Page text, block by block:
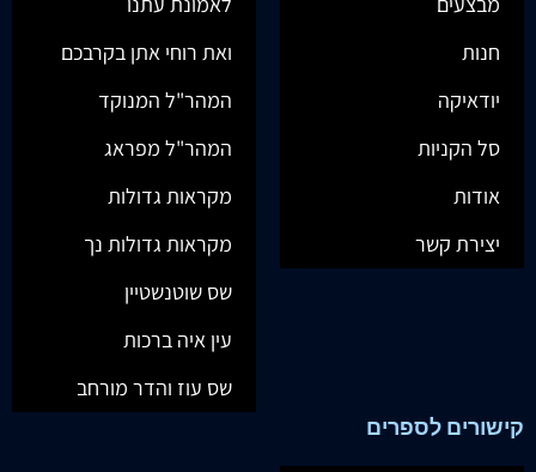
חנות
יודאיקה
סל הקניות
אודות
יצירת קשר
ואת רוחי אתן בקרבכם
המהר"ל המנוקד
המהר"ל מפראג
מקראות גדולות
מקראות גדולות נך
שס שוטנשטיין
עין איה ברכות
שס עוז והדר מורחב
קישורים לספרים